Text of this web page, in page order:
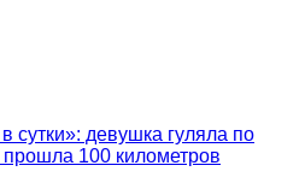
сутки»: девушка гуляла по
прошла 100 километров